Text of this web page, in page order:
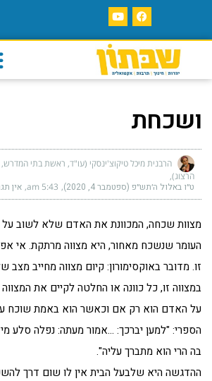
ושכחת
הרבנית מיכל טיקוצ'ינסקי (עו"ד, ראשת בתי
הרצוג)
ט״ו באלול ה׳תש״פ (ספטמבר 4, 2020) 5:43 am אין
מצוות שכחה, המכוונת את האדם שלא לשוב על
העומר שנשכח מאחור, היא מצווה מרתקת. אי
זו. מדובר באוקסימורון: קיום מצווה מחייב מצב
במצווה זו, כל כוונה או החלטה לקיים את
על האדם הוא רק אם וכאשר הוא באמת שוכח
הספרי: "למען יברכך: …אמור מעתה: נפלה סלע
בה הרי הוא מתברך עליה".
ההדגשה היא שלבעל הבית אין לו שום דרך